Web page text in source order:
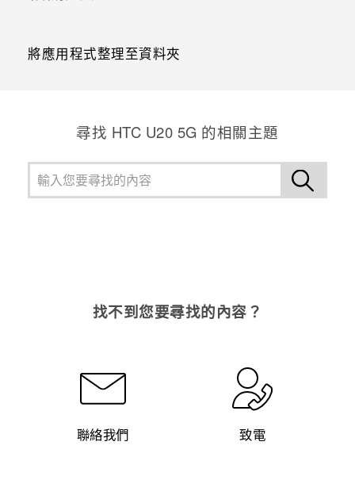
將應用程式整理至資料夾
尋找 ‎HTC U20 5G 的相關主題
找不到您要尋找的內容？
聯絡我們 致電